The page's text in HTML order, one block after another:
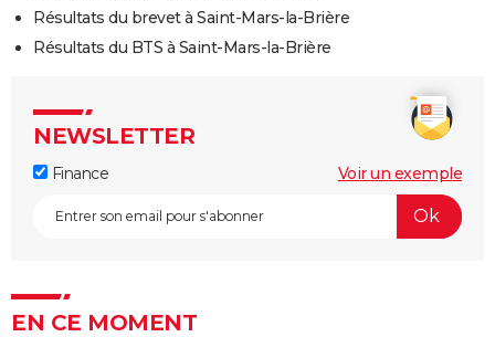
Résultats du brevet à Saint-Mars-la-Brière
Résultats du BTS à Saint-Mars-la-Brière
NEWSLETTER
Finance Voir un exemple
EN CE MOMENT